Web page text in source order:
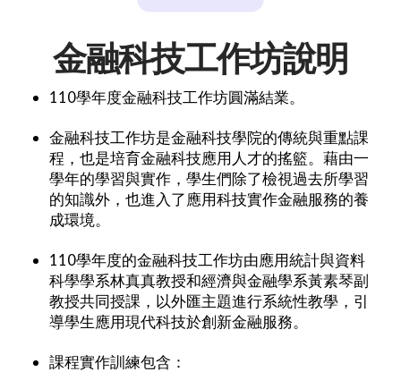
金融科技工作坊說明
110學年度金融科技工作坊圓滿結業。
金融科技工作坊是金融科技學院的傳統與重點課
程，也是培育金融科技應用人才的搖籃。藉由一
學年的學習與實作，學生們除了檢視過去所學習
的知識外，也進入了應用科技實作金融服務的養
成環境。
110學年度的金融科技工作坊由應用統計與資料
科學學系林真真教授和經濟與金融學系黃素琴副
教授共同授課，以外匯主題進行系統性教學，引
導學生應用現代科技於創新金融服務。
課程實作訓練包含：